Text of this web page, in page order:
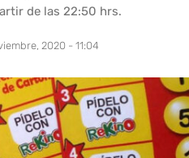
de las 22:50 hrs.
2020 - 11:04